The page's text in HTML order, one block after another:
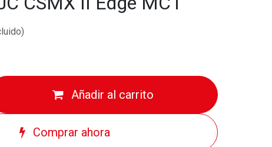
Añadir al carrito
Comprar ahora